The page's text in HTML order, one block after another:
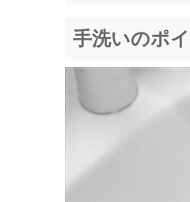
手洗いのポ